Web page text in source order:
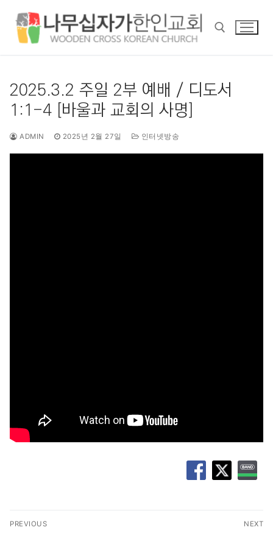
2025.3.2 주일 2부 예배 / 디도서
1:1-4 [바울과 교회의 사명]
ADMIN 2025년 2월 27일 인터넷방송
글
PREVIOUS NEXT